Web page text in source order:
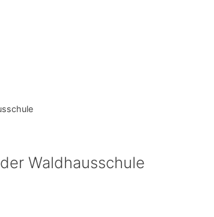
Waldhausschule